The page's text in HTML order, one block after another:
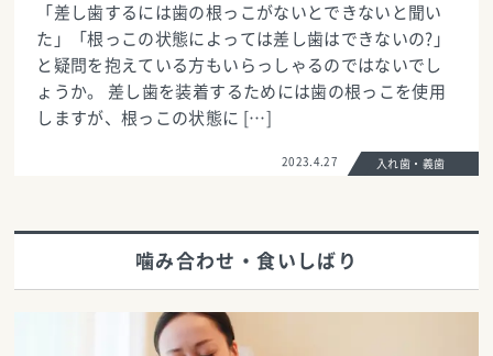
「差し歯するには歯の根っこがないとできないと聞い
た」「根っこの状態によっては差し歯はできないの?」
と疑問を抱えている方もいらっしゃるのではないでし
ょうか。 差し歯を装着するためには歯の根っこを使用
しますが、根っこの状態に […]
2023.4.27 入れ歯・義歯
噛み合わせ・食いしばり